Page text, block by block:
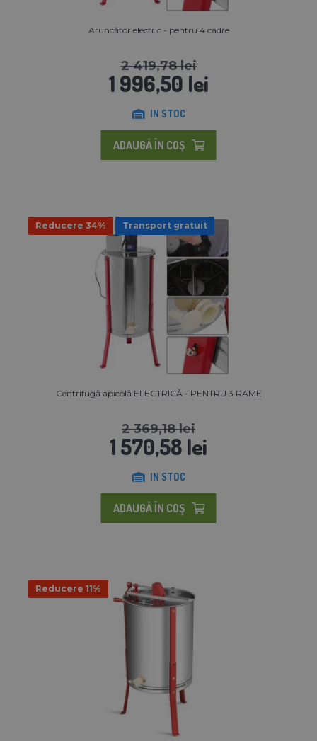
Aruncător electric - pentru 4 cadre
2 419,78 lei
1 996,50 lei
IN STOC
ADAUGĂ ÎN COŞ
Reducere 34% Transport gratuit
Centrifugă apicolă ELECTRICĂ - PENTRU 3 RAME
2 369,18 lei
1 570,58 lei
IN STOC
ADAUGĂ ÎN COŞ
Reducere 11%